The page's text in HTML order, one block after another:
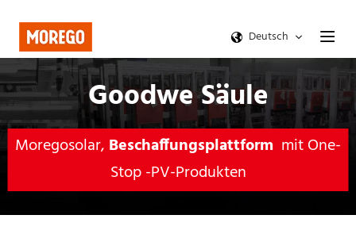
Deutsch
Goodwe Säule
Moregosolar, Beschaffungsplattform mit One-
Stop -PV-Produkten